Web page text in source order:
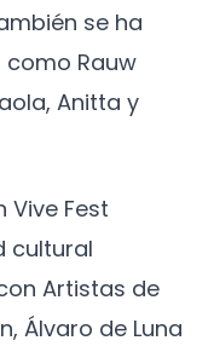
se ha
Rauw
Anitta y
Vive Fest
cultural
Artistas de
Álvaro de Luna